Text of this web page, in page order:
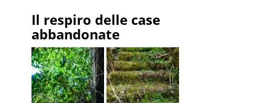
Il respiro delle case
abbandonate